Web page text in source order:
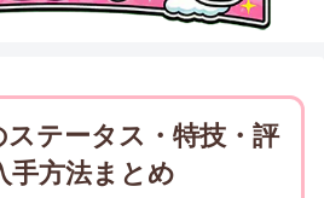
ステータス・特技・評
手方法まとめ